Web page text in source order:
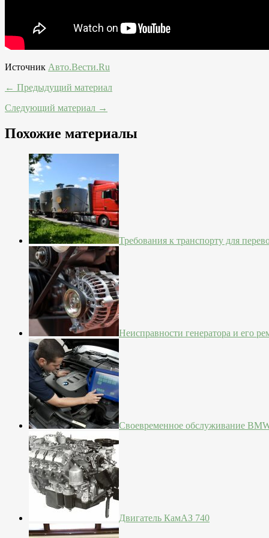
Источник Авто.Вести.Ru
← Предыдущий материал
Следующий материал →
Похожие материалы
Требования к транспорту для
Неисправности генератора и его
Своевременное обслуживание
Двигатель КамАЗ 740